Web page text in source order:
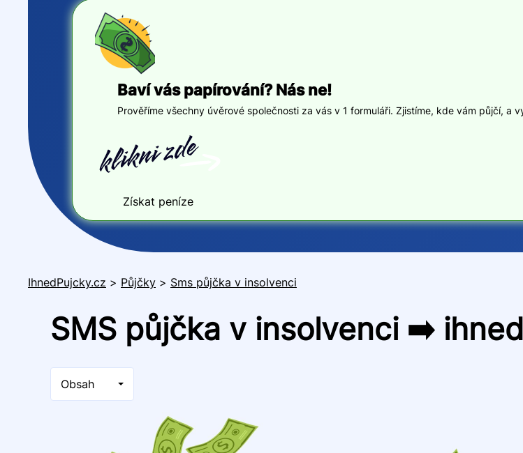
Baví vás papírování? Nás ne!
Prověříme všechny úvěrové společnosti za vás v 1 formuláři. Zjistíme, kde vám půjčí, a
Získat peníze
IhnedPujcky.cz > Půjčky > Sms půjčka v insolvenci
SMS půjčka v insolvenci ➡️
Obsah